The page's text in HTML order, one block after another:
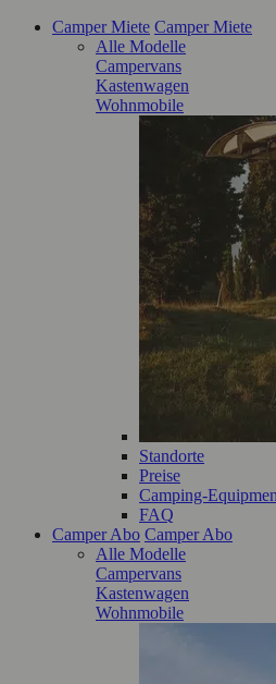
Camper Miete Camper Miete
Alle Modelle
Campervans
Kastenwagen
Wohnmobile
Standorte
Preise
Camping-
FAQ
Camper Abo Camper Abo
Alle Modelle
Campervans
Kastenwagen
Wohnmobile